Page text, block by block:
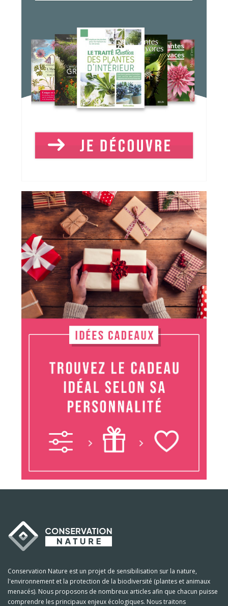
Conservation Nature est un projet de sensibilisation sur la nature,
l'environnement et la protection de la biodiversité (plantes et animaux
menacés). Nous proposons de nombreux articles afin que chacun puisse
comprendre les principaux enjeux écologiques. Nous traitons